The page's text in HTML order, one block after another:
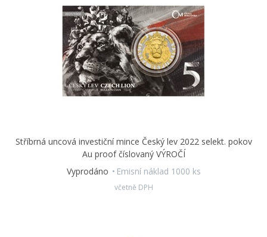
Stříbrná uncová investiční mince Český lev 2022 selekt. pokov
Au proof číslovaný VÝROČÍ
Vyprodáno
Emisní náklad 1000 ks
včetně DPH